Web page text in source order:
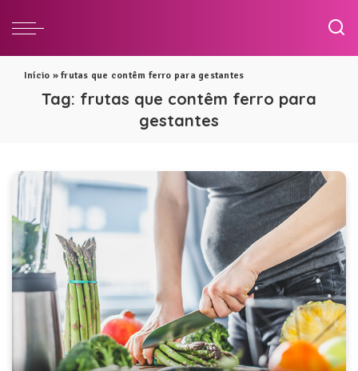
Início »frutas que contêm ferro para gestantes
Tag: frutas que contêm ferro para
gestantes